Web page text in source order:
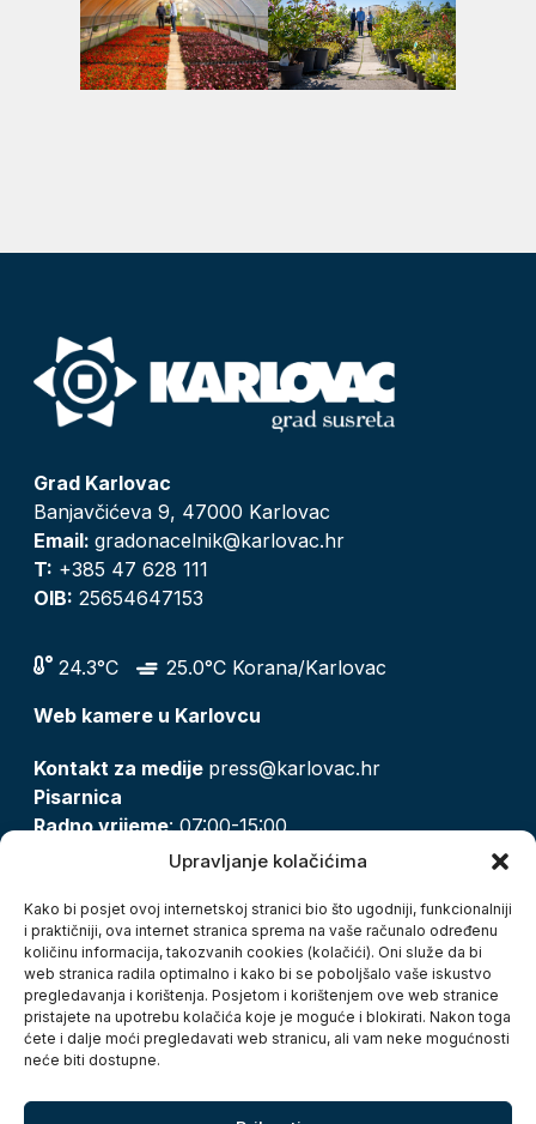
Upravljanje kolačićima
Kako bi posjet ovoj internetskoj stranici bio što ugodniji, funkcionalniji
i praktičniji, ova internet stranica sprema na vaše računalo određenu
količinu informacija, takozvanih cookies (kolačići). Oni služe da bi
web stranica radila optimalno i kako bi se poboljšalo vaše iskustvo
pregledavanja i korištenja. Posjetom i korištenjem ove web stranice
pristajete na upotrebu kolačića koje je moguće i blokirati. Nakon toga
ćete i dalje moći pregledavati web stranicu, ali vam neke mogućnosti
neće biti dostupne.
Grad Karlovac
Banjavčićeva 9, 47000 Karlovac
Email: gradonacelnik@karlovac.hr
T: +385 47 628 111
OIB: 25654647153
24.3°C
25.0°C Korana/Karlovac
Web kamere u Karlovcu
Kontakt za medije press@karlovac.hr
Pisarnica
Radno vrijeme: 07:00-15:00
pisarnica@karlovac.hr
Zaštita osobnih podataka
Pristup informacijama
Kolačići
Izjava o pristupačnosti